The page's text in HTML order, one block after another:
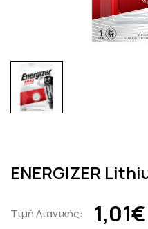
ENERGIZER
Τιμή Λιανικής: 1,01€